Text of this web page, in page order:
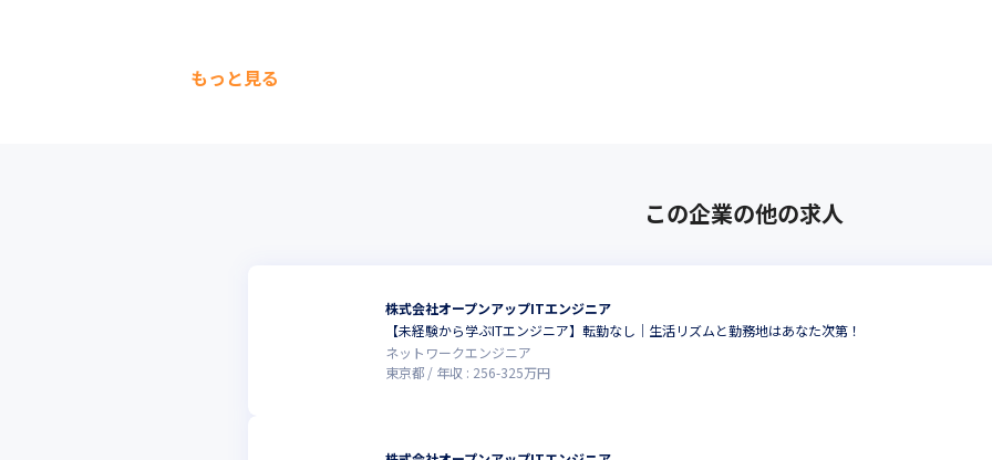
もっと見る
この企業の他の求人
株式会社オープンアップITエンジニア
【未経験から学ぶITエンジニア】転勤なし｜生活リズムと勤務地はあなた次第！
ネットワークエンジニア
東京都
年収 : 256-325万円